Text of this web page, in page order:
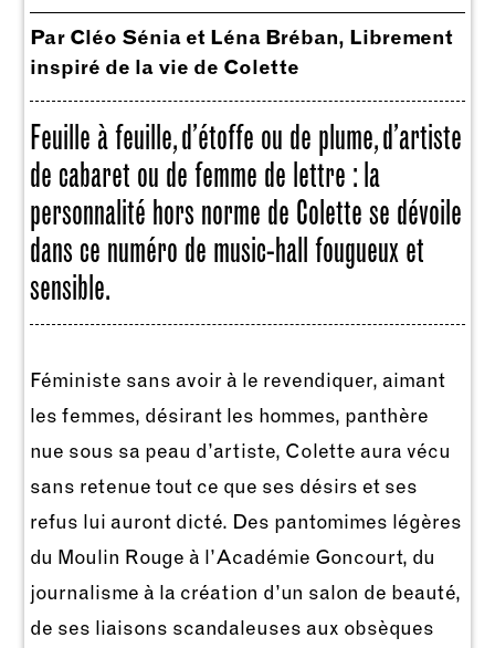
Par Cléo Sénia et Léna Bréban, Librement
inspiré de la vie de Colette
Feuille à feuille, d’étoffe ou de plume, d’artiste
de cabaret ou de femme de lettre : la
personnalité hors norme de Colette se dévoile
dans ce numéro de music-hall fougueux et
sensible.
Féministe sans avoir à le revendiquer, aimant
les femmes, désirant les hommes, panthère
nue sous sa peau d’artiste, Colette aura vécu
sans retenue tout ce que ses désirs et ses
refus lui auront dicté. Des pantomimes légères
du Moulin Rouge à l’Académie Goncourt, du
journalisme à la création d’un salon de beauté,
de ses liaisons scandaleuses aux obsèques